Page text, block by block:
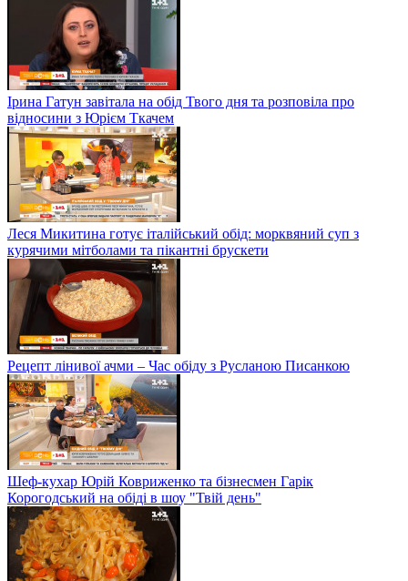
Ірина Гатун завітала на обід Твого дня та розповіла про
відносини з Юрієм Ткачем
Леся Микитина готує італійський обід: морквяний суп з
курячими мітболами та пікантні брускети
Рецепт лінивої ачми – Час обіду з Русланою Писанкою
Шеф-кухар Юрій Ковриженко та бізнесмен Гарік
Корогодський на обіді в шоу "Твій день"